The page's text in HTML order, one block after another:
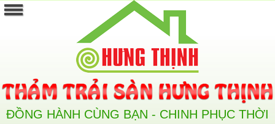
ĐỒNG HÀNH CÙNG BẠN - CHINH PHỤC THỜI